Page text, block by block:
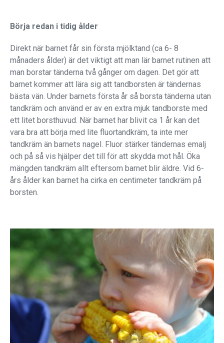
Börja redan i tidig ålder
Direkt när barnet får sin första mjölktand (ca 6- 8
månaders ålder) är det viktigt att man lär barnet rutinen att
man borstar tänderna två gånger om dagen. Det gör att
barnet kommer att lära sig att tandborsten är tändernas
bästa vän. Under barnets första år så borsta tänderna utan
tandkräm och använd er av en extra mjuk tandborste med
ett litet borsthuvud. När barnet har blivit ca 1 år kan det
vara bra att börja med lite fluortandkräm, ta inte mer
tandkräm än barnets nagel. Fluor stärker tändernas emalj
och på så vis hjälper det till för att skydda mot hål. Öka
mängden tandkräm allt eftersom barnet blir äldre. Vid 6-
års ålder kan barnet ha cirka en centimeter tandkräm på
borsten.